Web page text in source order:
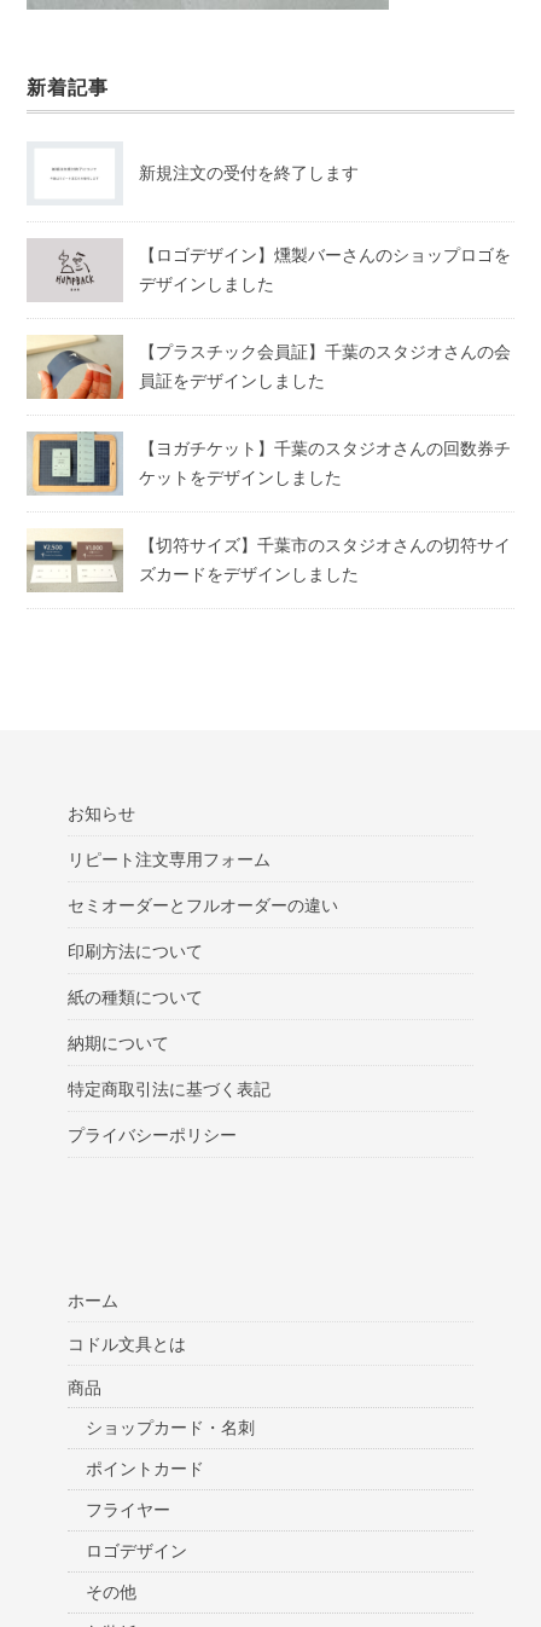
新着記事
新規注文の受付を終了します
【ロゴデザイン】燻製バーさんのショップロゴを
デザインしました
【プラスチック会員証】千葉のスタジオさんの会
員証をデザインしました
【ヨガチケット】千葉のスタジオさんの回数券チ
ケットをデザインしました
【切符サイズ】千葉市のスタジオさんの切符サイ
ズカードをデザインしました
お知らせ
リピート注文専用フォーム
セミオーダーとフルオーダーの違い
印刷方法について
紙の種類について
納期について
特定商取引法に基づく表記
プライバシーポリシー
ホーム
コドル文具とは
商品
ショップカード・名刺
ポイントカード
フライヤー
ロゴデザイン
その他